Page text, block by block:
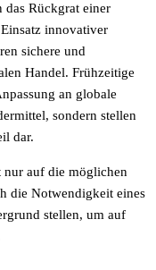
das Rückgrat einer
innovativer
sichere und
Handel. Frühzeitige
an globale
sondern stellen
dar.
nur auf die möglichen
die Notwendigkeit eines
stellen, um auf